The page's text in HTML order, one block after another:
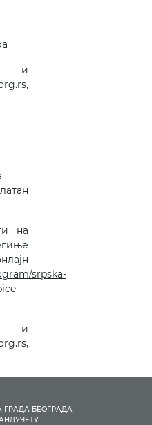
и
,
на
srpska-
и
ГРАДА БЕОГРАДА